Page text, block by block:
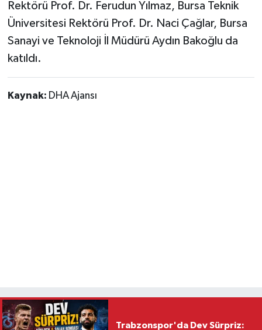
Rektörü Prof. Dr. Ferudun Yılmaz, Bursa Teknik
Üniversitesi Rektörü Prof. Dr. Naci Çağlar, Bursa
Sanayi ve Teknoloji İl Müdürü Aydın Bakoğlu da
katıldı.
Kaynak: DHA Ajansı
Trabzonspor'da Dev Sürpriz: